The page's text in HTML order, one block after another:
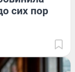
сих пор